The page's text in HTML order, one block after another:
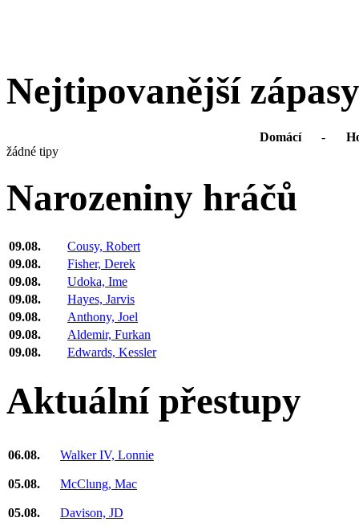
Nejtipovanější zápasy
Domácí -
žádné tipy
Narozeniny hráčů
09.08.
Cousy, Robert
09.08.
Fisher, Derek
09.08.
Udoka, Ime
09.08.
Hayes, Jarvis
09.08.
Anthony, Joel
09.08.
Aldemir, Furkan
09.08.
Edwards, Kessler
Aktuální přestupy
06.08. Walker IV, Lonnie
05.08. McClung, Mac
05.08. Davison, JD